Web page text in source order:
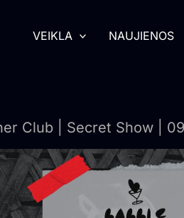
VEIKLA NAUJIENOS
Club | Secret Show |